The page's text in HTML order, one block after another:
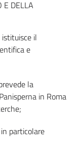
E DELLA
istituisce il
e
la
in Roma
particolare